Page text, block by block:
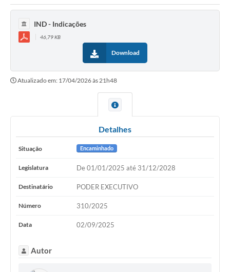
Lei de Acesso à Informação
LGPD - Política de Privacidade
Diários Oficial
Agenda
WebMail
FAQ / Perguntas e Respostas Frequentes
IND - Indicações
46,79 KB
Download
Atualizado em: 17/04/2026 às 21h48
Detalhes
Situação Encaminhado
Legislatura De 01/01/2025 até 31/12/2028
Destinatário PODER EXECUTIVO
Número 310/2025
Data 02/09/2025
Autor